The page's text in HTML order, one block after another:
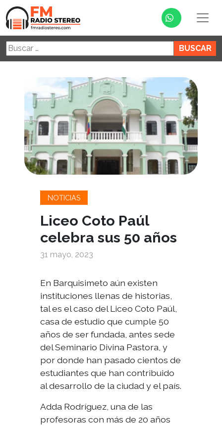
Buscar:
NOTICIAS
Liceo Coto Paúl
celebra sus 50 años
31 mayo, 2023
En Barquisimeto aún existen
instituciones llenas de historias,
tal es el caso del Liceo Coto Paúl,
casa de estudio que cumple 50
años de ser fundada, antes sede
del Seminario Divina Pastora, y
por donde han pasado cientos de
estudiantes que han contribuido
al desarrollo de la ciudad y el país.
Adda Rodríguez, una de las
profesoras con más de 20 años